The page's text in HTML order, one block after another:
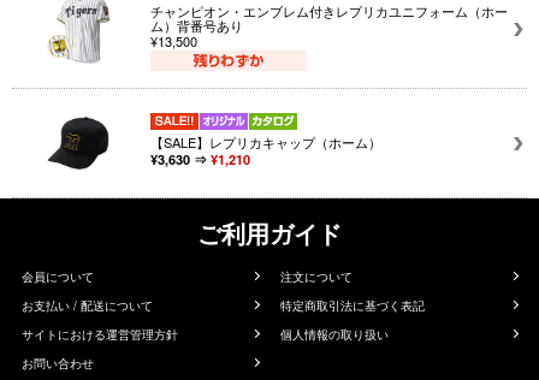
チャンピオン・エンブレム付きレプリカユニフォーム（ホー
ム）背番号あり
¥13,500
【SALE】レプリカキャップ（ホーム）
¥3,630 ⇒ ¥1,210
ご利用ガイド
会員について
注文について
お支払い / 配送について
特定商取引法に基づく表記
サイトにおける運営管理方針
個人情報の取り扱い
お問い合わせ